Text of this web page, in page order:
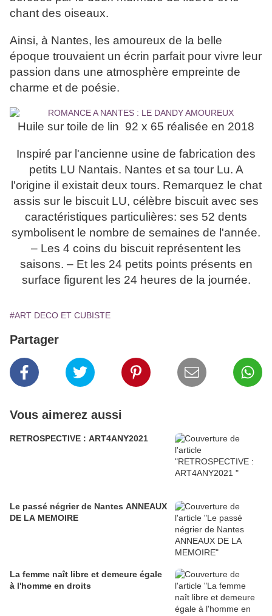
chant des oiseaux.
Ainsi, à Nantes, les amoureux de la belle
époque trouvaient un écrin parfait pour vivre leur
passion dans une atmosphère empreinte de
charme et de poésie.
Huile sur toile de lin 92 x 65 réalisée en 2018
Inspiré par l'ancienne usine de fabrication des
petits LU Nantais. Nantes et sa tour Lu. A
l'origine il existait deux tours. Remarquez le chat
assis sur le biscuit LU, célèbre biscuit avec ses
caractéristiques particulières: ses 52 dents
symbolisent le nombre de semaines de l'année.
– Les 4 coins du biscuit représentent les
saisons. – Et les 24 petits points présents en
surface figurent les 24 heures de la journée.
#ART DECO ET CUBISTE
Partager
Vous aimerez aussi
RETROSPECTIVE : ART4ANY2021
Le passé négrier de Nantes ANNEAUX
DE LA MEMOIRE
La femme naît libre et demeure égale
à l'homme en droits